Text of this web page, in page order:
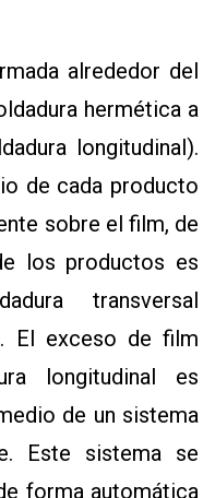
alrededor del
hermética a
longitudinal).
de cada producto
sobre el film, de
los productos es
transversal
El exceso de film
longitudinal es
de un sistema
Este sistema se
forma automática